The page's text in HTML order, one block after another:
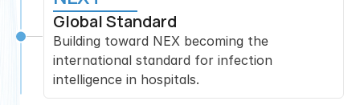
Global Standard
Building toward NEX becoming the
international standard for infection
intelligence in hospitals.